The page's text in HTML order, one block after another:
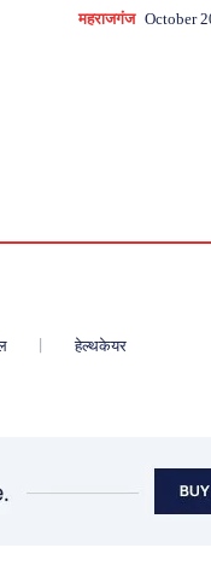
महराजगंज October
हेल्थकेयर